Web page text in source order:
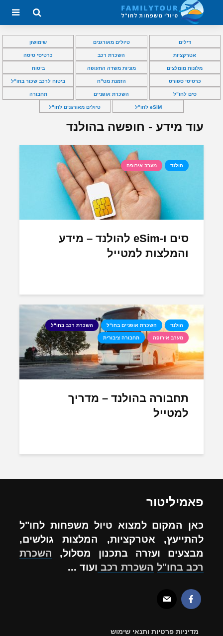
דילים טיולים מאורגנים שימושון
אטרקציות השכרת רכב כרטיסי טיסה
מלונות מומלצים מוניות משדה התעופה ביטוח
כרטיסי ספורט הזמנת מט”ח ביטוח לרכב שכור בחו”ל
סים לחו”ל השכרת אופניים תחבורה
eSIM לחו”ל טיולים מאורגנים לחו”ל
עוד מידע - חופשה בהולנד
הולנד מערב אירופה
סים ו-eSim להולנד – מידע
והמלצות למטייל
הולנד השכרת אופניים בחו"ל השכרת רכב בחו"ל
מערב אירופה תחבורה ציבורית
תחבורה בהולנד – מדריך
למטייל
פאמיליטור
כאן המקום למצוא טיול משפחות לחו"ל
להתייעץ, אטרקציות, המלצות גולשים,
מבצעים ועזרה בתכנון מסלול, השכרת
רכב בחו"ל השכרת רכב ועוד ...
מדיניות פרטיות ותנאי שימוש